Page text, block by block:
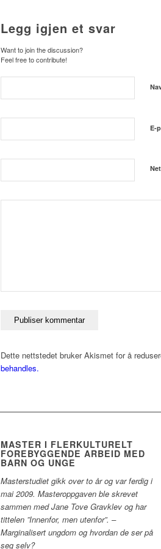
Legg igjen et svar
Want to join the discussion?
Feel free to contribute!
E-
Dette nettstedet bruker Akismet for å
behandles.
MASTER I FLERKULTURELT
FOREBYGGENDE ARBEID MED
BARN OG UNGE
Masterstudiet gikk over to år og var ferdig i
mai 2009. Masteroppgaven ble skrevet
sammen med Jane Tove Gravklev og har
tittelen ”Innenfor, men utenfor”. –
Marginalisert ungdom og hvordan de ser på
seg selv?